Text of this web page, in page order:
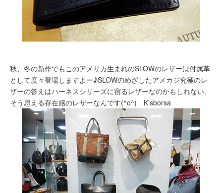
秋、冬の新作でもこのアメリカ生まれのSLOWのレザーは付属革
として度々登場しますよー♪SLOWのめざしたアメカジ究極のレ
ザーの答えはハーネスシリーズに宿るレザーなのかもしれない、
そう思える存在感のレザーなんです(^o^) K’sborsa